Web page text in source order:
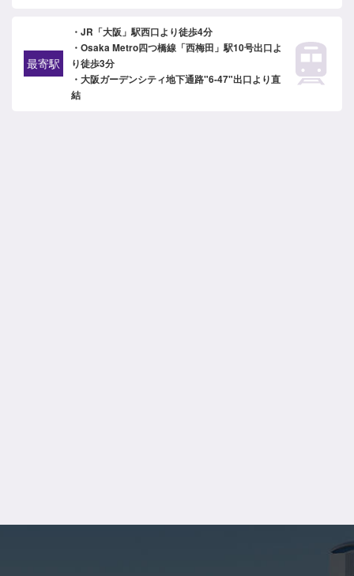
最寄駅
・JR「大阪」駅西口より徒歩4分
・Osaka Metro四つ橋線「西梅田」駅10号出口よ
り徒歩3分
・大阪ガーデンシティ地下通路"6-47"出口より直
結